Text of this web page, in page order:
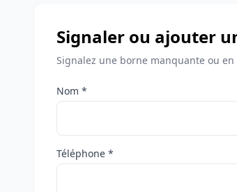
Signaler ou ajouter
Signalez une borne manquante ou en
Nom *
Téléphone *